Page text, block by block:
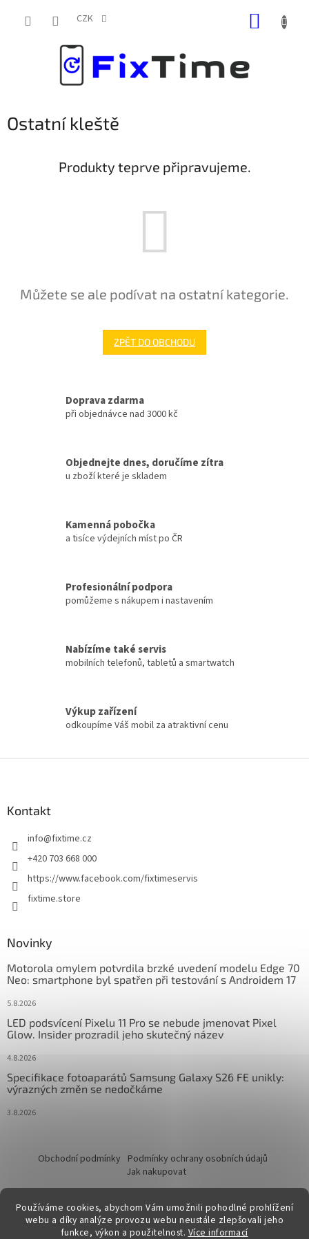
Používáme cookies, abychom Vám umožnili pohodlné prohlížení
webu a díky analýze provozu webu neustále zlepšovali jeho
funkce, výkon a použitelnost. Více informací
CZK
Ostatní kleště
Produkty teprve připravujeme.
Můžete se ale podívat na ostatní kategorie.
ZPĚT DO OBCHODU
Doprava zdarma
při objednávce nad 3000 kč
Objednejte dnes, doručíme zítra
u zboží které je skladem
Kamenná pobočka
a tisíce výdejních míst po ČR
Profesionální podpora
pomůžeme s nákupem i nastavením
Nabízíme také servis
mobilních telefonů, tabletů a smartwatch
Výkup zařízení
odkoupíme Váš mobil za atraktivní cenu
Kontakt
info@fixtime.cz
+420 703 668 000
https://www.facebook.com/fixtimeservis
fixtime.store
Novinky
Motorola omylem potvrdila brzké uvedení modelu Edge 70
Neo: smartphone byl spatřen při testování s Androidem 17
5.8.2026
LED podsvícení Pixelu 11 Pro se nebude jmenovat Pixel
Glow. Insider prozradil jeho skutečný název
4.8.2026
Specifikace fotoaparátů Samsung Galaxy S26 FE unikly:
výrazných změn se nedočkáme
3.8.2026
Obchodní podmínky Podmínky ochrany osobních údajů
Jak nakupovat